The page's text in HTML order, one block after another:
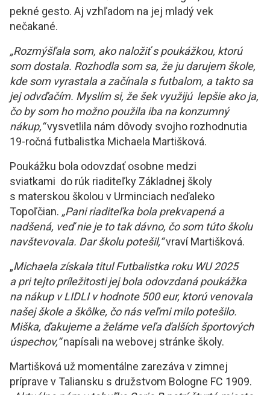
pekné gesto. Aj vzhľadom na jej mladý vek
nečakané.
„Rozmýšľala som, ako naložiť s poukážkou, ktorú
som dostala. Rozhodla som sa, že ju darujem škole,
kde som vyrastala a začínala s futbalom, a takto sa
jej odvďačím. Myslím si, že šek využijú lepšie ako ja,
čo by som ho možno použila iba na konzumný
nákup,“vysvetlila nám dôvody svojho rozhodnutia
19-ročná futbalistka Michaela Martišková.
Poukážku bola odovzdať osobne medzi
sviatkami do rúk riaditeľky Základnej školy
s materskou školou v Urminciach neďaleko
Topoľčian. „Pani riaditeľka bola prekvapená a
nadšená, veď nie je to tak dávno, čo som túto školu
navštevovala. Dar školu potešil,“vraví Martišková.
„Michaela získala titul Futbalistka roku WU 2025
a pri tejto príležitosti jej bola odovzdaná poukážka
na nákup v LIDLI v hodnote 500 eur, ktorú venovala
našej škole a škôlke, čo nás veľmi milo potešilo.
Miška, ďakujeme a želáme veľa ďalších športových
úspechov,“napísali na webovej stránke školy.
Martišková už momentálne zarezáva v zimnej
príprave v Taliansku s družstvom Bologne FC 1909.